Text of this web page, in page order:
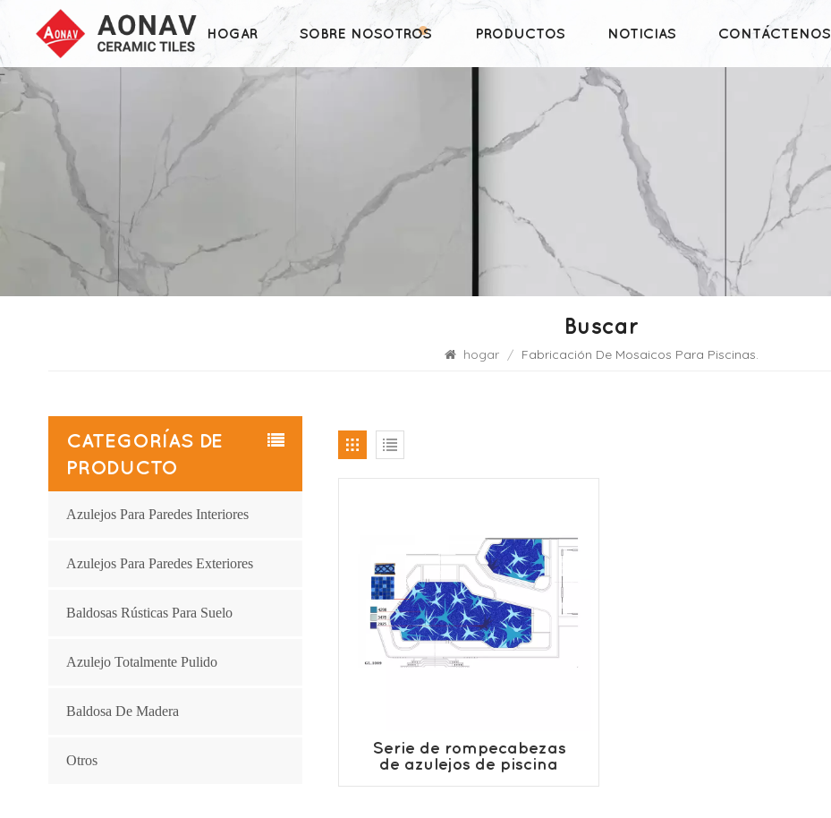
HOGAR SOBRE NOSOTROS PRODUCTOS NOTICIAS CONTÁCTENOS
Buscar
hogar / Fabricación De Mosaicos Para Piscinas.
Serie de rompecabezas
de azulejos de piscina
CATEGORÍAS DE
PRODUCTO
Azulejos Para Paredes Interiores
Azulejos Para Paredes Exteriores
Baldosas Rústicas Para Suelo
Azulejo Totalmente Pulido
Baldosa De Madera
Otros